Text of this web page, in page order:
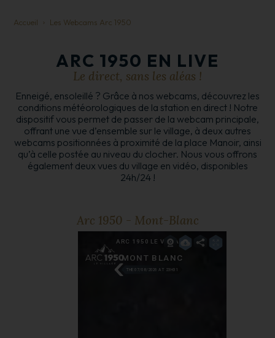
Accueil Les Webcams Arc 1950
ARC 1950 EN LIVE
Le direct, sans les aléas !
Enneigé, ensoleillé ? Grâce à nos webcams, découvrez les
conditions météorologiques de la station en direct ! Notre
dispositif vous permet de passer de la webcam principale,
offrant une vue d’ensemble sur le village, à deux autres
webcams positionnées à proximité de la place Manoir, ainsi
qu’à celle postée au niveau du clocher. Nous vous offrons
également deux vues du village en vidéo, disponibles
24h/24 !
Arc 1950 - Mont-Blanc